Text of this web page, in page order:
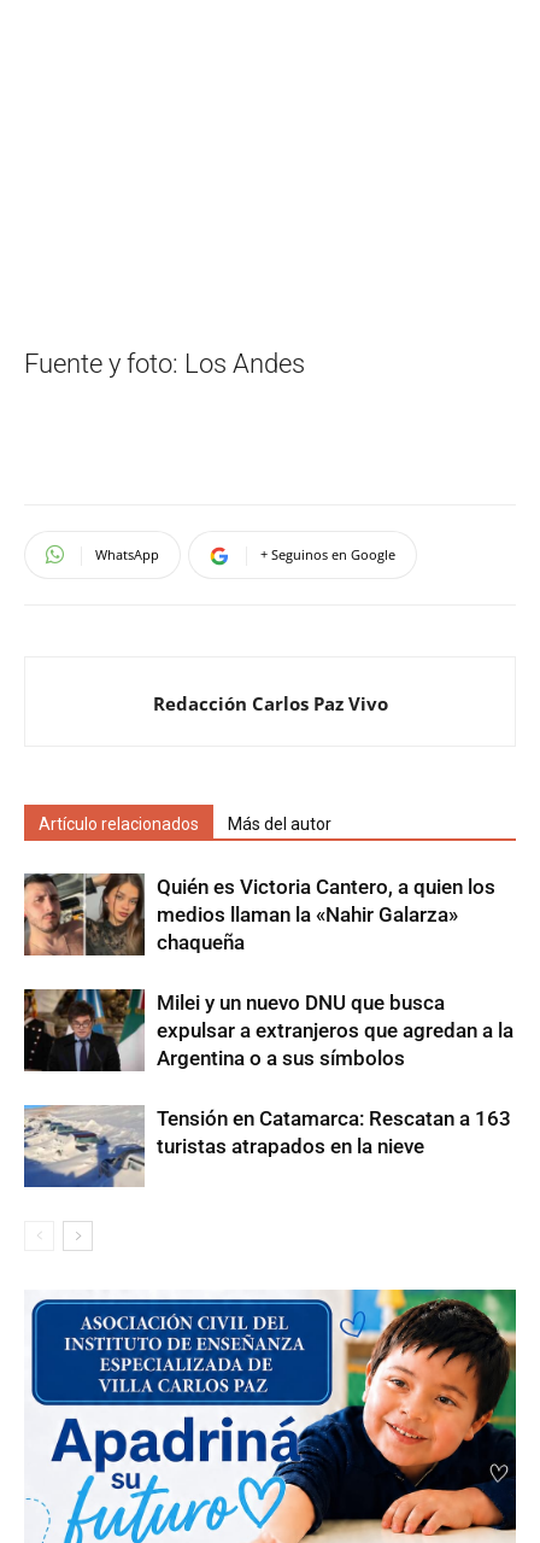
Fuente y foto: Los Andes
WhatsApp + Seguinos en Google
Redacción Carlos Paz Vivo
Artículo relacionados Más del autor
Quién es Victoria Cantero, a quien los
medios llaman la «Nahir Galarza»
chaqueña
Milei y un nuevo DNU que busca
expulsar a extranjeros que agredan a la
Argentina o a sus símbolos
Tensión en Catamarca: Rescatan a 163
turistas atrapados en la nieve